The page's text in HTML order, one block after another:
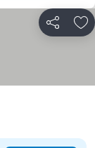
Dela